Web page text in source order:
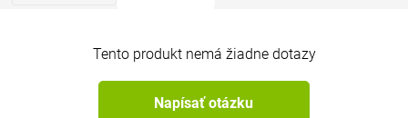
Tento produkt nemá žiadne dotazy
Napísať otázku